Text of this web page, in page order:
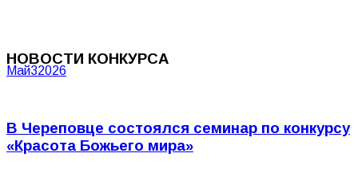
НОВОСТИ КОНКУРСА
Май32026
В Череповце состоялся семинар по конкурсу
«Красота Божьего мира»